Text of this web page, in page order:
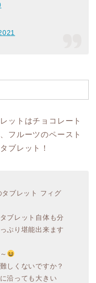
ットはチョコレート
フルーツのペースト
ブレット！
ブレット フィグ
ブレット自体も分
ぷり堪能出来ます
しくないですか？
沿っても大きい